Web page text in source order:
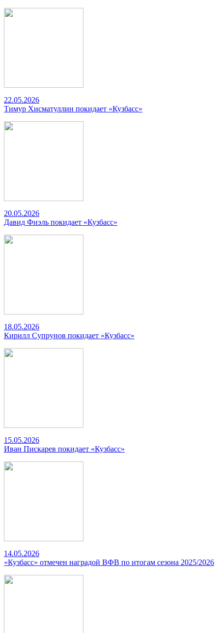
22.05.2026
Тимур Хисматуллин покидает «Кузбасс»
20.05.2026
Давид Фиэль покидает «Кузбасс»
18.05.2026
Кирилл Супрунов покидает «Кузбасс»
15.05.2026
Иван Пискарев покидает «Кузбасс»
14.05.2026
«Кузбасс» отмечен наградой ВФВ по итогам сезона 2025/2026